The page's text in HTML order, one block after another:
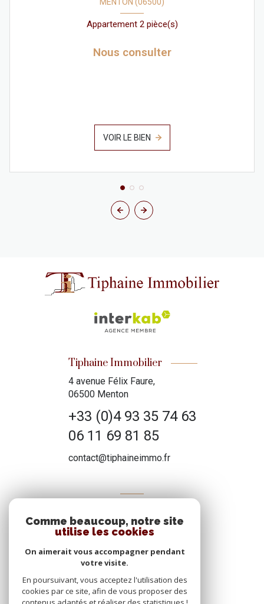
MENTON (06500)
Appartement 2 pièce(s)
Nous consulter
VOIR LE BIEN
Tiphaine Immobilier
4 avenue Félix Faure,
06500 Menton
+33 (0)4 93 35 74 63
06 11 69 81 85
contact@tiphaineimmo.fr
Nous adhérons
Comme beaucoup, notre site
utilise les cookies
On aimerait vous accompagner pendant
votre visite.
En poursuivant, vous acceptez l'utilisation des
cookies par ce site, afin de vous proposer des